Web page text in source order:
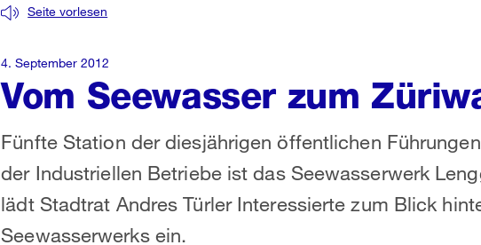
Vom Seewasser zum
Seite vorlesen
Fünfte Station der diesjährigen öffentlichen
der Industriellen Betriebe ist das Seewasserwerk
lädt Stadtrat Andres Türler Interessierte zum Blick
Seewasserwerks ein.
4. September 2012